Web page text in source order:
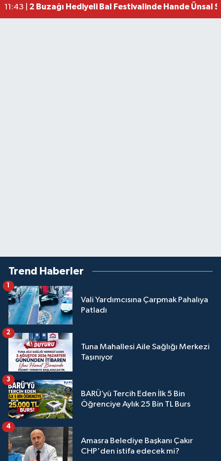
11:43 | 2 Buzağı Hediyeli Bal Festivalinde Hande Ünsal
Trend Haberler
Vali Yardımcısına Çarpmak Pahalıya
Patladı
1
Tuna Mahallesi Aile Sağlığı Merkezi
Taşınıyor
2
BARÜ’yü Tercih Eden İlk 5 Bin
Öğrenciye Aylık 25 Bin TL Burs
3
Amasra Belediye Başkanı Çakır
CHP'den istifa edecek mi?
4